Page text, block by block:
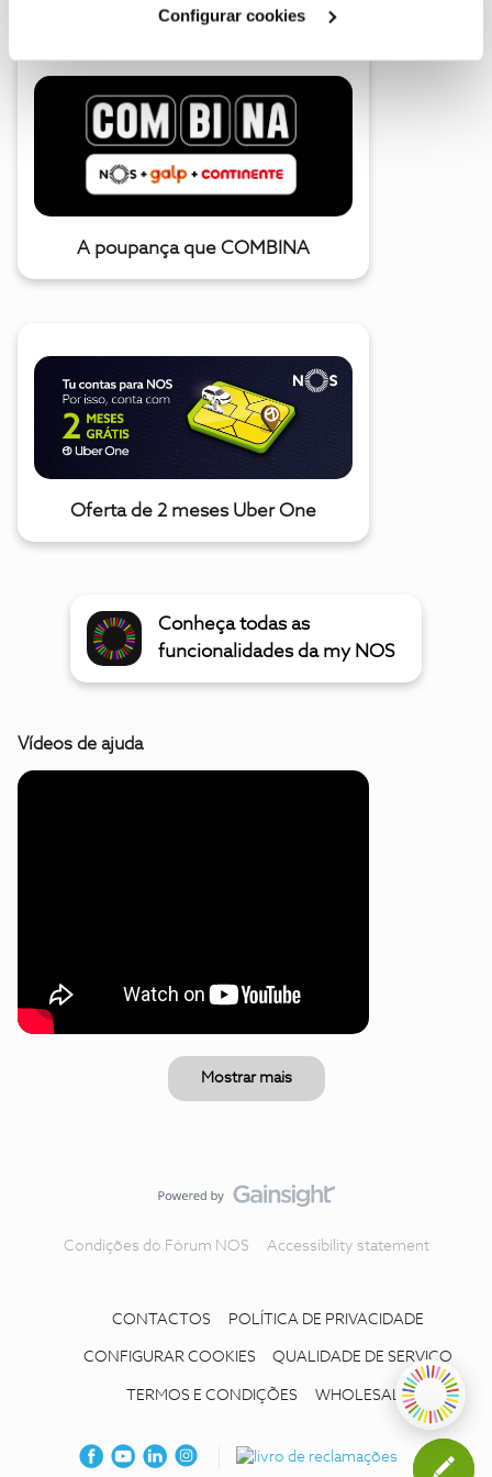
Configurar cookies
A poupança que COMBINA
Oferta de 2 meses Uber One
Conheça todas as
funcionalidades da my NOS
Vídeos de ajuda
Mostrar mais
Condições do Fórum NOS Accessibility statement
CONTACTOS POLÍTICA DE PRIVACIDADE
CONFIGURAR COOKIES QUALIDADE DE SERVIÇO
TERMOS E CONDIÇÕES WHOLESALE